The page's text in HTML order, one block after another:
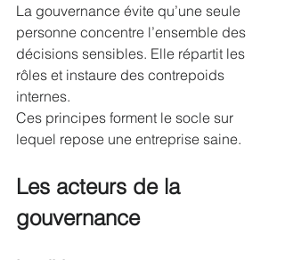
La gouvernance évite qu’une seule
personne concentre l’ensemble des
décisions sensibles. Elle répartit les
rôles et instaure des contrepoids
internes.
Ces principes forment le socle sur
lequel repose une entreprise saine.
Les acteurs de la
gouvernance